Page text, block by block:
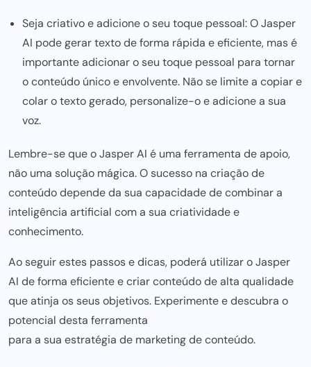
Seja criativo e adicione o seu toque pessoal: O Jasper
AI pode gerar texto de forma rápida e eficiente, mas é
importante adicionar o seu toque pessoal para tornar
o conteúdo único e envolvente. Não se limite a copiar e
colar o texto gerado, personalize-o e adicione a sua
voz.
Lembre-se que o Jasper AI é uma ferramenta de apoio,
não uma solução mágica. O sucesso na criação de
conteúdo depende da sua capacidade de combinar a
inteligência artificial com a sua criatividade e
conhecimento.
Ao seguir estes passos e dicas, poderá utilizar o Jasper
AI de forma eficiente e criar conteúdo de alta qualidade
que atinja os seus objetivos. Experimente e descubra o
potencial desta ferramenta
para a sua estratégia de marketingde conteúdo.